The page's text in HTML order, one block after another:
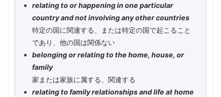
relating to or happening in one particular
country and not involving any other countries
特定の国に関連する、または特定の国で起こること
であり、他の国は関係ない
belonging or relating to the home, house, or
family
家または家族に属する、関連する
relating to family relationships and life at home